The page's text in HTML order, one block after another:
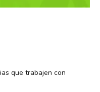
que trabajen con